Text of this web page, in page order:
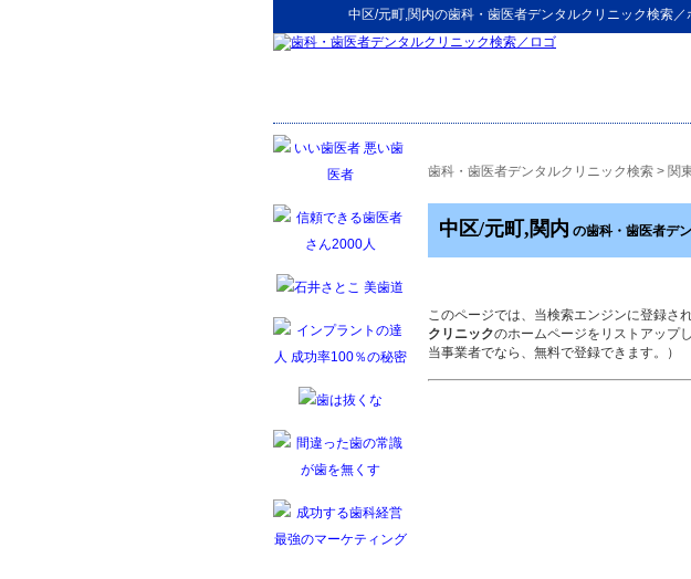
中区/元町,関内の歯科・歯医者デンタルクリニック検索／
歯科・歯医者デンタルクリニック検索 > 関
中区/元町,関内 の歯科・歯医者デ
このページでは、当検索エンジンに登録さ
クリニックのホームページをリストアップ
当事業者でなら、無料で登録できます。）